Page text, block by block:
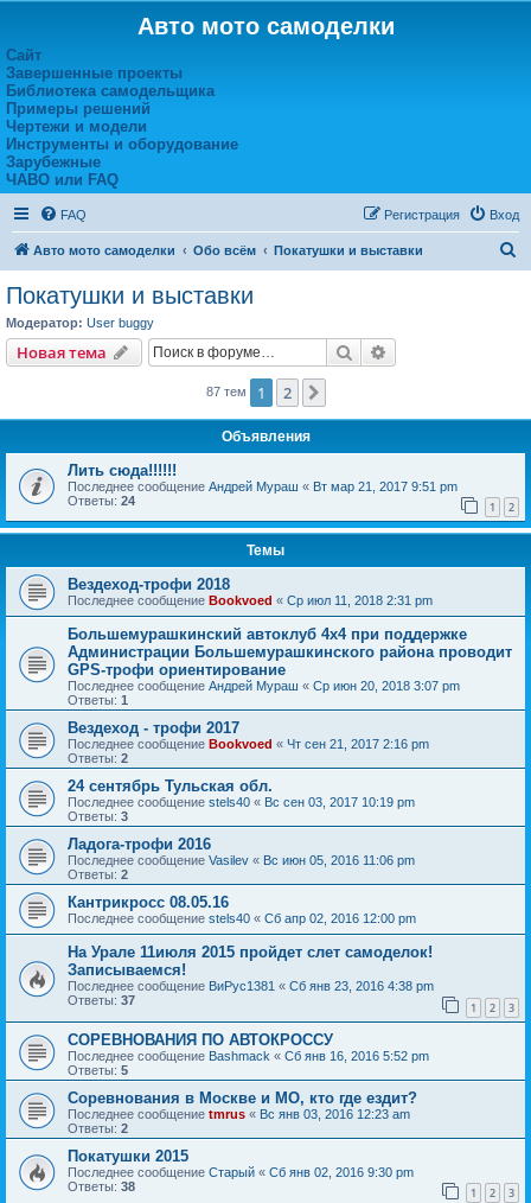
Авто мото самоделки
Сайт
Завершенные проекты
Библиотека самодельщика
Примеры решений
Чертежи и модели
Инструменты и оборудование
Зарубежные
ЧАВО или FAQ
FAQ Вход
Регистрация
Авто мото самоделки Обо всём Покатушки и выставки
Покатушки и выставки
Модератор: User buggy
Новая тема Поиск
87 тем 1 2
Объявления
Лить сюда!!!!!!
Последнее сообщение Андрей Мураш « Вт мар 21, 2017 9:51 pm
Ответы: 24 1 2
Темы
Вездеход-трофи 2018
Последнее сообщение Bookvoed « Ср июл 11, 2018 2:31 pm
Большемурашкинский автоклуб 4х4 при поддержке
Администрации Большемурашкинского района проводит
GPS-трофи ориентирование
Последнее сообщение Андрей Мураш « Ср июн 20, 2018 3:07 pm
Ответы: 1
Вездеход - трофи 2017
Последнее сообщение Bookvoed « Чт сен 21, 2017 2:16 pm
Ответы: 2
24 сентябрь Тульская обл.
Последнее сообщение stels40 « Вс сен 03, 2017 10:19 pm
Ответы: 3
Ладога-трофи 2016
Последнее сообщение Vasilev « Вс июн 05, 2016 11:06 pm
Ответы: 2
Кантрикросс 08.05.16
Последнее сообщение stels40 « Сб апр 02, 2016 12:00 pm
На Урале 11июля 2015 пройдет слет самоделок!
Записываемся!
Последнее сообщение ВиРус1381 « Сб янв 23, 2016 4:38 pm
Ответы: 37 1 2 3
СОРЕВНОВАНИЯ ПО АВТОКРОССУ
Последнее сообщение Bashmack « Сб янв 16, 2016 5:52 pm
Ответы: 5
Соревнования в Москве и МО, кто где ездит?
Последнее сообщение tmrus « Вс янв 03, 2016 12:23 am
Ответы: 2
Покатушки 2015
Последнее сообщение Старый « Сб янв 02, 2016 9:30 pm
Ответы: 38 1 2 3